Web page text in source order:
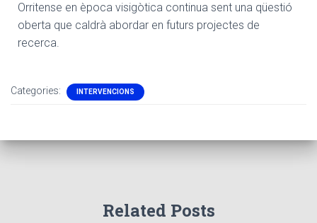
Orritense en època visigòtica continua sent una qüestió
oberta que caldrà abordar en futurs projectes de
recerca.
Categories: INTERVENCIONS
Related Posts